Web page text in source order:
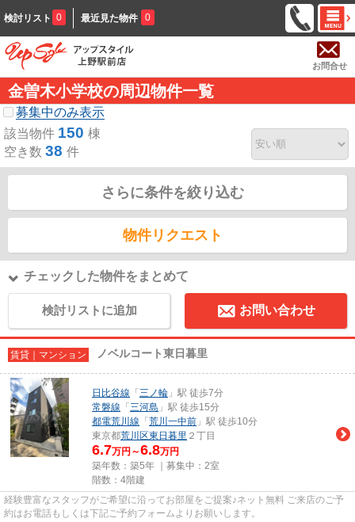
検討リスト 0 最近見た物件 0
お問合せ
金曽木小学校の周辺物件一覧
募集中のみ表示
該当物件 150 棟
空き数 38 件
さらに条件を絞り込む
物件リクエスト
チェックした物件をまとめて
検討リストに追加 お問い合わせ
賃貸｜マンション ノベルコート東日暮里
日比谷線 「 三ノ輪 」駅 徒歩7分
常磐線 「 三河島 」駅 徒歩15分
都電荒川線 「 荒川一中前 」駅 徒歩10分
東京都荒川区東日暮里 ２丁目
6.7万円～6.8万円
築年数：築5年 ｜募集中： 2室
階数：4階建
経験豊富なスタッフがご希望に沿ってお部屋をご提案♪ネット無料 ご来店のご予
約はお電話もしくは下記ご予約フォームよりお願いします。